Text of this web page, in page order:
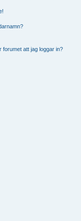
att jag loggar in?